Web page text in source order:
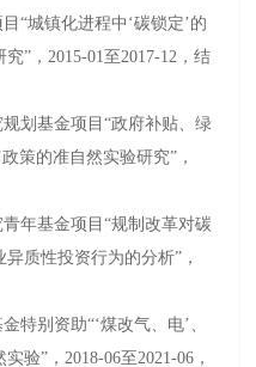
“城镇化进程中‘碳锁定’的
”，2015-01至2017-12，结
划基金项目“政府补贴、绿
策的准自然实验研究”，
年基金项目“规制改革对碳
质性投资行为的分析”，
特别资助“‘煤改气、电’、
验”，2018-06至2021-06 ，